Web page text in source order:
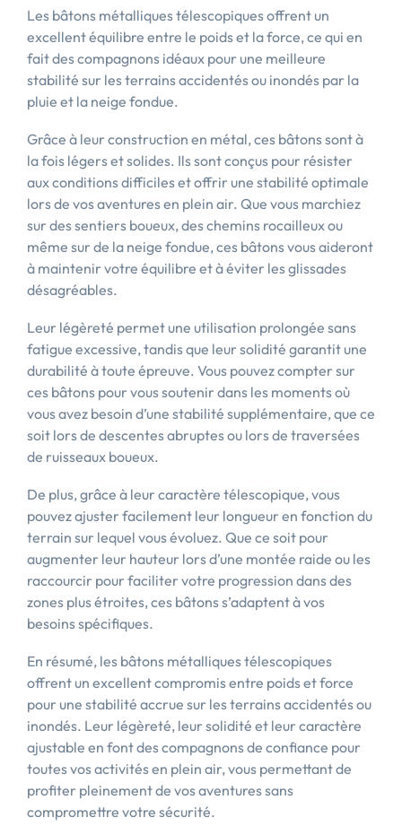
Les bâtons métalliques télescopiques offrent un
excellent équilibre entre le poids et la force, ce qui en
fait des compagnons idéaux pour une meilleure
stabilité sur les terrains accidentés ou inondés par la
pluie et la neige fondue.
Grâce à leur construction en métal, ces bâtons sont à
la fois légers et solides. Ils sont conçus pour résister
aux conditions difficiles et offrir une stabilité optimale
lors de vos aventures en plein air. Que vous marchiez
sur des sentiers boueux, des chemins rocailleux ou
même sur de la neige fondue, ces bâtons vous aideront
à maintenir votre équilibre et à éviter les glissades
désagréables.
Leur légèreté permet une utilisation prolongée sans
fatigue excessive, tandis que leur solidité garantit une
durabilité à toute épreuve. Vous pouvez compter sur
ces bâtons pour vous soutenir dans les moments où
vous avez besoin d’une stabilité supplémentaire, que ce
soit lors de descentes abruptes ou lors de traversées
de ruisseaux boueux.
De plus, grâce à leur caractère télescopique, vous
pouvez ajuster facilement leur longueur en fonction du
terrain sur lequel vous évoluez. Que ce soit pour
augmenter leur hauteur lors d’une montée raide ou les
raccourcir pour faciliter votre progression dans des
zones plus étroites, ces bâtons s’adaptent à vos
besoins spécifiques.
En résumé, les bâtons métalliques télescopiques
offrent un excellent compromis entre poids et force
pour une stabilité accrue sur les terrains accidentés ou
inondés. Leur légèreté, leur solidité et leur caractère
ajustable en font des compagnons de confiance pour
toutes vos activités en plein air, vous permettant de
profiter pleinement de vos aventures sans
compromettre votre sécurité.